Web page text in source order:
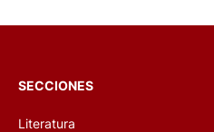
SECCIONES
Literatura